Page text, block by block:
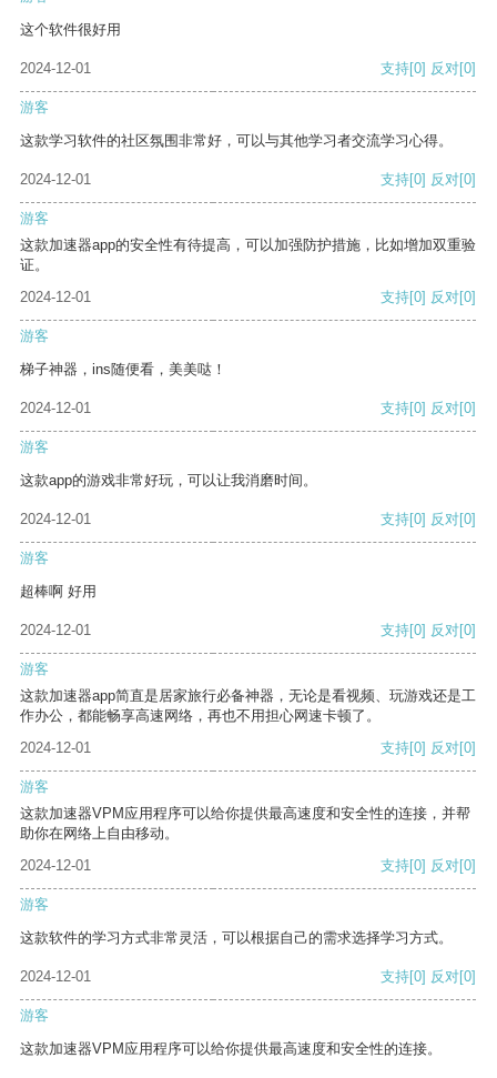
这个软件很好用
2024-12-01 支持[0] 反对[0]
游客
这款学习软件的社区氛围非常好，可以与其他学习者交流学习心得。
2024-12-01 支持[0] 反对[0]
游客
这款加速器app的安全性有待提高，可以加强防护措施，比如增加双重验
证。
2024-12-01
支持[0] 反对[0]
游客
梯子神器，ins随便看，美美哒！
2024-12-01 支持[0] 反对[0]
游客
这款app的游戏非常好玩，可以让我消磨时间。
2024-12-01 支持[0] 反对[0]
游客
超棒啊 好用
2024-12-01 支持[0] 反对[0]
游客
这款加速器app简直是居家旅行必备神器，无论是看视频、玩游戏还是工
作办公，都能畅享高速网络，再也不用担心网速卡顿了。
2024-12-01
支持[0] 反对[0]
游客
这款加速器VPM应用程序可以给你提供最高速度和安全性的连接，并帮
助你在网络上自由移动。
2024-12-01
支持[0] 反对[0]
游客
这款软件的学习方式非常灵活，可以根据自己的需求选择学习方式。
2024-12-01 支持[0] 反对[0]
游客
这款加速器VPM应用程序可以给你提供最高速度和安全性的连接。